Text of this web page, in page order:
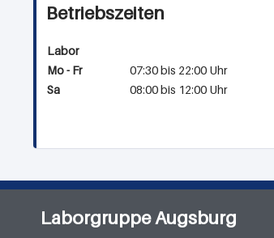
Betriebszeiten
Labor
Mo - Fr
07:30 bis 22:00 Uhr
Sa
08:00 bis 12:00 Uhr
Laborgruppe Augsburg